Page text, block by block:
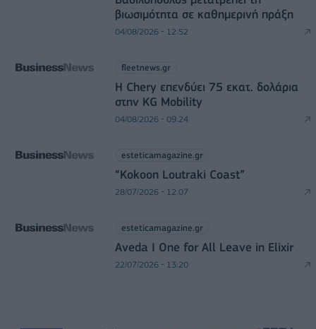
βιωσιμότητα σε καθημερινή πράξη
04/08/2026 - 12:52
fleetnews.gr
Η Chery επενδύει 75 εκατ. δολάρια
στην KG Mobility
04/08/2026 - 09:24
esteticamagazine.gr
“Kokoon Loutraki Coast”
28/07/2026 - 12:07
esteticamagazine.gr
Aveda I One for All Leave in Elixir
22/07/2026 - 13:20